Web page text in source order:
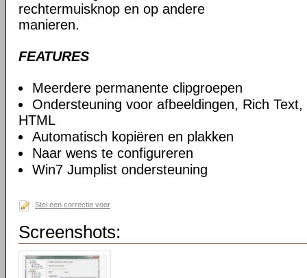
rechtermuisknop en op andere
manieren.
FEATURES
Meerdere permanente clipgroepen
Ondersteuning voor afbeeldingen, Rich
HTML
Automatisch kopiëren en plakken
Naar wens te configureren
Win7 Jumplist ondersteuning
Stel een correctie voor
Screenshots: